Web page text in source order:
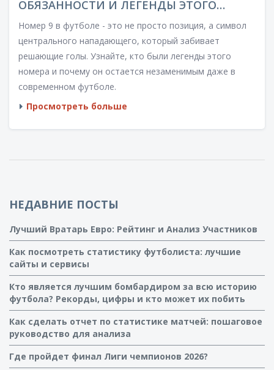
ОБЯЗАННОСТИ И ЛЕГЕНДЫ ЭТОГО
Номер 9 в футболе - это не просто позиция, а символ
центрального нападающего, который забивает
решающие голы. Узнайте, кто были легенды этого
номера и почему он остается незаменимым даже в
современном футболе.
Просмотреть больше
НЕДАВНИЕ ПОСТЫ
Лучший Вратарь Евро: Рейтинг и Анализ Участников
Как посмотреть статистику футболиста: лучшие
сайты и сервисы
Кто является лучшим бомбардиром за всю историю
футбола? Рекорды, цифры и кто может их побить
Как сделать отчет по статистике матчей: пошаговое
руководство для анализа
Где пройдет финал Лиги чемпионов 2026?